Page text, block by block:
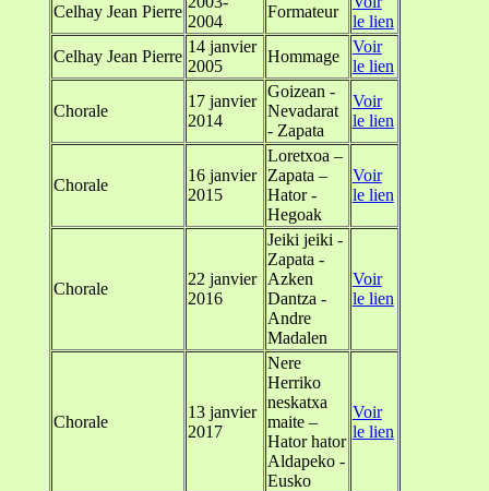
Celhay Jean Pierre
2004
Formateur
le lien
Celhay Jean Pierre
14 janvier
2005
Hommage
Voir
le lien
Chorale
17 janvier
2014
Goizean -
Nevadarat
- Zapata
Voir
le lien
Chorale
16 janvier
2015
Loretxoa –
Zapata –
Hator -
Hegoak
Voir
le lien
Chorale
22 janvier
2016
Jeiki jeiki -
Zapata -
Azken
Dantza -
Andre
Madalen
Voir
le lien
Chorale
13 janvier
2017
Nere
Herriko
neskatxa
maite –
Hator hator
Aldapeko -
Eusko
Voir
le lien